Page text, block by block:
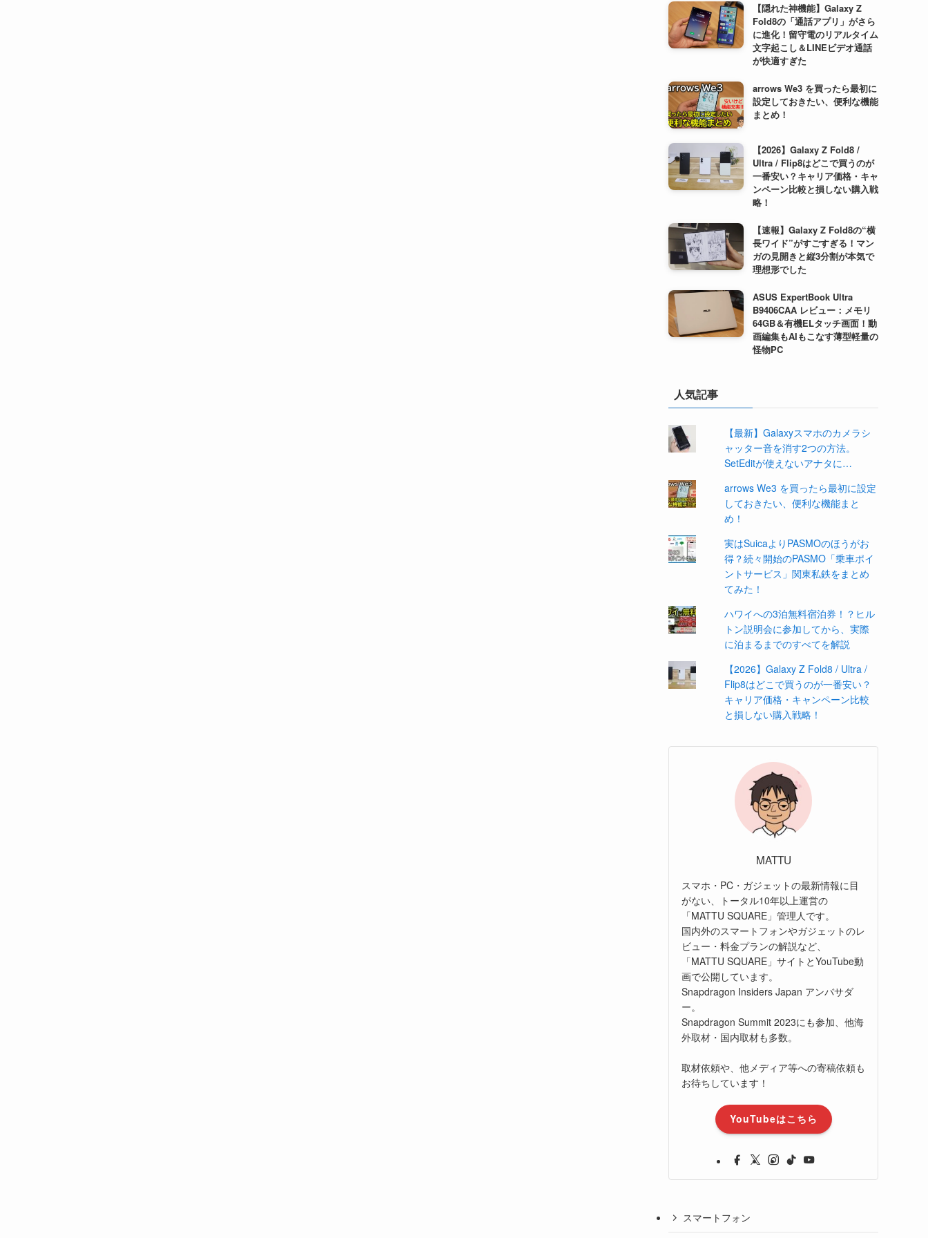
【隠れた神機能】Galaxy Z
Fold8の「通話アプリ」がさら
に進化！留守電のリアルタイム
文字起こし＆LINEビデオ通話
が快適すぎた
arrows We3 を買ったら最初に
設定しておきたい、便利な機能
まとめ！
【2026】Galaxy Z Fold8 /
Ultra / Flip8はどこで買うのが
一番安い？キャリア価格・キャ
ンペーン比較と損しない購入戦
略！
【速報】Galaxy Z Fold8の“横
長ワイド”がすごすぎる！マン
ガの見開きと縦3分割が本気で
理想形でした
ASUS ExpertBook Ultra
B9406CAA レビュー：メモリ
64GB＆有機ELタッチ画面！動
画編集もAIもこなす薄型軽量の
怪物PC
人気記事
【最新】Galaxyスマホのカメラシ
ャッター音を消す2つの方法。
SetEditが使えないアナタに…
arrows We3 を買ったら最初に設定
しておきたい、便利な機能まと
め！
実はSuicaよりPASMOのほうがお
得？続々開始のPASMO「乗車ポイ
ントサービス」関東私鉄をまとめ
てみた！
ハワイへの3泊無料宿泊券！？ヒル
トン説明会に参加してから、実際
に泊まるまでのすべてを解説
【2026】Galaxy Z Fold8 / Ultra /
Flip8はどこで買うのが一番安い？
キャリア価格・キャンペーン比較
と損しない購入戦略！
MATTU
スマホ・PC・ガジェットの最新情報に目
がない、トータル10年以上運営の
「MATTU SQUARE」管理人です。
国内外のスマートフォンやガジェットのレ
ビュー・料金プランの解説など、
「MATTU SQUARE」サイトとYouTube動
画で公開しています。
Snapdragon Insiders Japan アンバサダ
ー。
Snapdragon Summit 2023にも参加、他海
外取材・国内取材も多数。
取材依頼や、他メディア等への寄稿依頼も
お待ちしています！
YouTubeはこちら
スマートフォン